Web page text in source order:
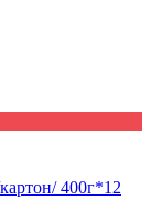
400г*12